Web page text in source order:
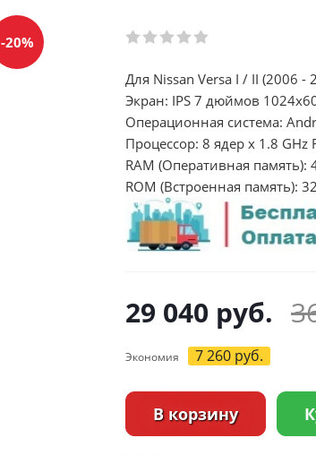
-20%
Для Nissan Versa I / II (2006 -
Экран: IPS 7 дюймов
Операционная система:
Процессор: 8 ядер х 1.8 GHz
RAM (Оперативная память):
ROM (Встроенная память):
29 040 руб.
Экономия 7 260 руб.
В корзину